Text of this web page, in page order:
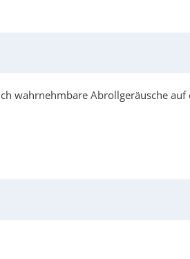
wahrnehmbare Abrollgeräusche